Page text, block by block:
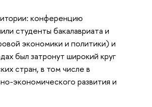
конференцию
студенты бакалавриата и
экономики и политики) и
был затронут широкий круг
стран, в том числе в
экономического развития и